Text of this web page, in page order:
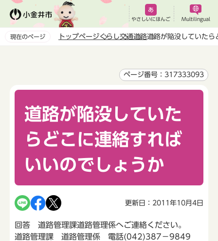
ペ
やさしいにほんご Multilingual
現在のページ トップページくらし交通道路道路が陥没していたら
ページ番号：317333093
道路が陥没していた
らどこに連絡すれば
いいのでしょうか
更新日：2011年10月4日
回答 道路管理課道路管理係へご連絡ください。
道路管理課 道路管理係 電話(042)387－9849